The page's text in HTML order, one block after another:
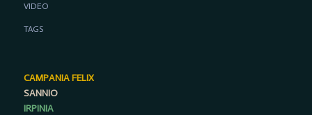
VIDEO
TAGS
CAMPANIA FELIX
SANNIO
IRPINIA